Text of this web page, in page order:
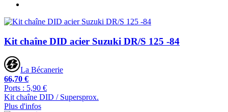
Kit chaîne DID acier Suzuki DR/S 125 -84
La Bécanerie
66,70 €
Ports : 5,90 €
Kit chaîne DID / Supersprox.
Plus d'infos